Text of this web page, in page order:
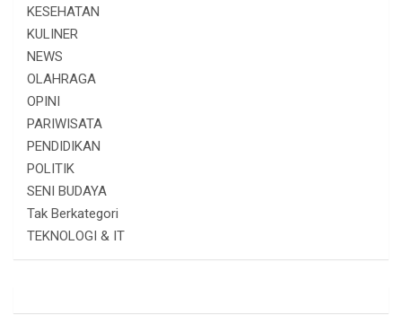
KESEHATAN
KULINER
NEWS
OLAHRAGA
OPINI
PARIWISATA
PENDIDIKAN
POLITIK
SENI BUDAYA
Tak Berkategori
TEKNOLOGI & IT